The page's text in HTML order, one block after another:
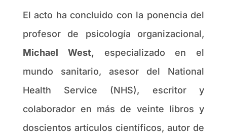
El acto ha concluido con la ponencia del
profesor de psicología organizacional,
Michael West, especializado en el
mundo sanitario, asesor del National
Health Service (NHS), escritor y
colaborador en más de veinte libros y
doscientos artículos científicos, autor de